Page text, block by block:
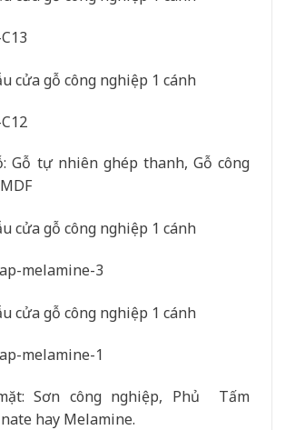
Gỗ tự nhiên ghép thanh, Gỗ công
melamine-3
melamine-1
Sơn công nghiệp, Phủ Tấm
hay Melamine.